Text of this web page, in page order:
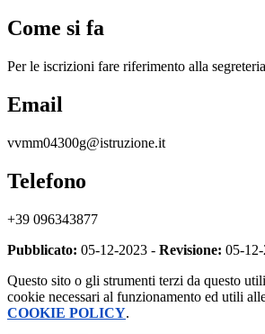
Come si fa
Per le iscrizioni fare riferimento alla
Email
vvmm04300g@istruzione.it
Telefono
+39 096343877
Pubblicato: 05-12-2023 - Revisione: 05-
Questo sito o gli strumenti terzi da questo
cookie necessari al funzionamento ed utili
COOKIE POLICY.